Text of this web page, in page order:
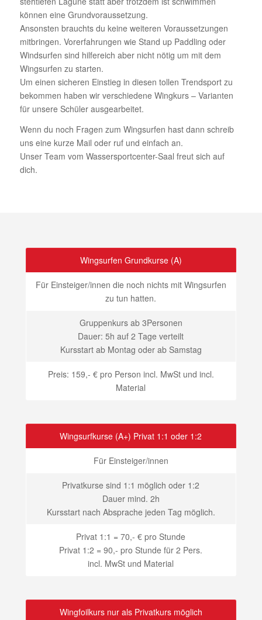
können eine Grundvoraussetzung.
Ansonsten brauchts du keine weiteren Voraussetzungen
mitbringen. Vorerfahrungen wie Stand up Paddling oder
Windsurfen sind hilfereich aber nicht nötig um mit dem
Wingsurfen zu starten.
Um einen sicheren Einstieg in diesen tollen Trendsport zu
bekommen haben wir verschiedene Wingkurs – Varianten
für unsere Schüler ausgearbeitet.
Wenn du noch Fragen zum Wingsurfen hast dann schreib
uns eine kurze Mail oder ruf und einfach an.
Unser Team vom Wassersportcenter-Saal freut sich auf
dich.
Wingsurfen Grundkurse (A)
Für Einsteiger/innen die noch nichts mit Wingsurfen
zu tun hatten.
Gruppenkurs ab 3Personen
Dauer: 5h auf 2 Tage verteilt
Kursstart ab Montag oder ab Samstag
Preis: 159,- € pro Person incl. MwSt und incl.
Material
Wingsurfkurse (A+) Privat 1:1 oder 1:2
Für Einsteiger/innen
Privatkurse sind 1:1 möglich oder 1:2
Dauer mind. 2h
Kursstart nach Absprache jeden Tag möglich.
Privat 1:1 = 70,- € pro Stunde
Privat 1:2 = 90,- pro Stunde für 2 Pers.
incl. MwSt und Material
Wingfoilkurs nur als Privatkurs möglich